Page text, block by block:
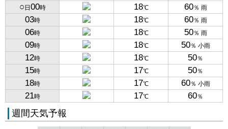
○ 日 00時 18℃ 60％ 雨
03時 18℃ 60％ 雨
06時 18℃ 50％ 雨
09時 18℃ 50％ 小雨
12時 18℃ 50％
15時 17℃ 50％
18時 17℃ 60％ 小雨
21時 17℃ 60％
週間天気予報